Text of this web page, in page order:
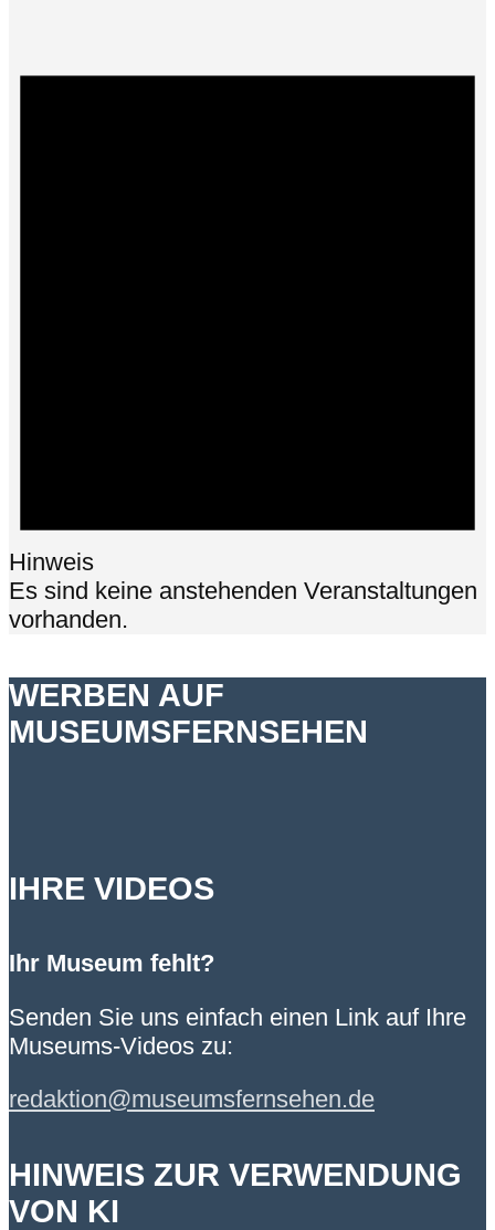
Hinweis
Es sind keine anstehenden Veranstaltungen
vorhanden.
WERBEN AUF
MUSEUMSFERNSEHEN
IHRE VIDEOS
Ihr Museum fehlt?
Senden Sie uns einfach einen Link auf Ihre
Museums-Videos zu:
redaktion@museumsfernsehen.de
HINWEIS ZUR VERWENDUNG
VON KI